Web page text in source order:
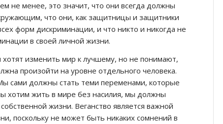
не менее, это значит, что они всегда должны
что они, как защитницы и защитники
форм дискриминации, и что никто и никогда не
в своей личной жизни.
хотят изменить мир к лучшему, но не понимают,
произойти на уровне отдельного человека.
сами должны стать теми переменами, которые
хотим жить в мире без насилия, мы должны
жизни. Веганство является важной
поскольку не может быть никаких сомнений в